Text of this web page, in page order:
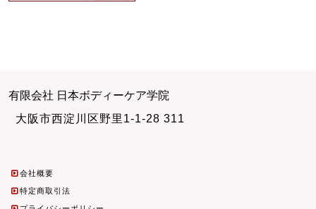
有限会社 日本ボディーケア学院
大阪市西淀川区野里1-1-28 311
会社概要
特定商取引法